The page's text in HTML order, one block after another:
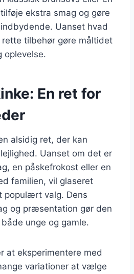
ekstra smag og gøre
Uanset hvad
tilbehør gøre måltidet
oplevelse.
En ret for
alsidig ret, der kan
Uanset om det er
en påskefrokost eller en
familien, vil glaseret
populært valg. Dens
og præsentation gør den
unge og gamle.
at eksperimentere med
variationer at vælge